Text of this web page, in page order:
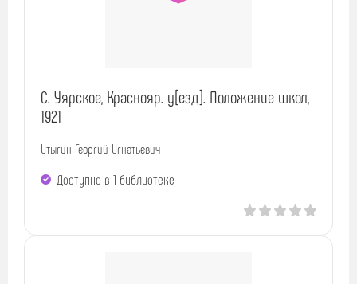
С. Уярское, Краснояр. у[езд]. Положение школ,
1921
Итыгин Георгий Игнатьевич
Доступно в 1 библиотекe